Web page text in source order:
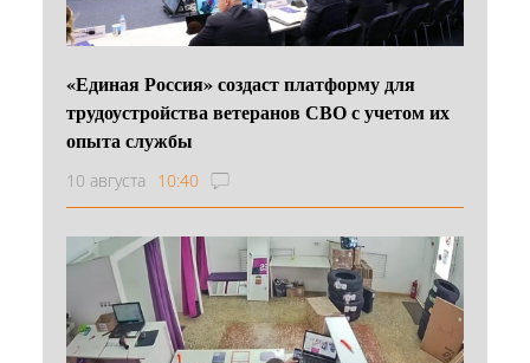
«Единая Россия» создаст платформу для
трудоустройства ветеранов СВО с учетом их
опыта службы
10 августа 10:40